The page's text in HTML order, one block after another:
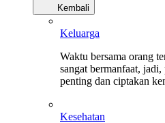
Kembali
Keluarga
Waktu bersama orang
sangat bermanfaat,
penting dan ciptakan
Kesehatan